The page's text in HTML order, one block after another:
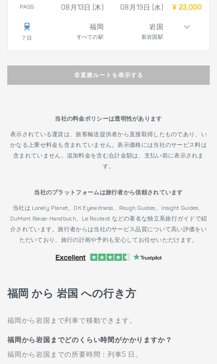
PASS
7 日
08月13日 (木)
福岡
すべての駅
08月19日 (水)
岩国
新岩国駅
¥ 23,000
非直接ルートを表示する
当社の料金ポリシーは透明性があります
表示されている運賃は、旅客輸送提供者から直接取得したものであり、い
かなる上乗せ料金も含まれていません。表示価格には当社のサービス料は
含まれていません。追加料金を含む合計金額は、支払い前に表示されま
す。
当社のプラットフォームは旅行者から信頼されています
当社は Lonely Planet、DK Eyewitness、Rough Guides、Insight Guides、
DuMont Reise-Handbuch、Le Routard などの著名な独立系旅行ガイドで紹
介されています。旅行者からは当社のサービス品質について高い評価をい
ただいており、旅行の計画や予約も安心してお任せいただけます。
福岡 から 岩国 への行き方
福岡から岩国まで列車で移動できます。
福岡から岩国までどのくらい時間がかかりますか？
福岡から岩国までの所要時間：列車5 日。